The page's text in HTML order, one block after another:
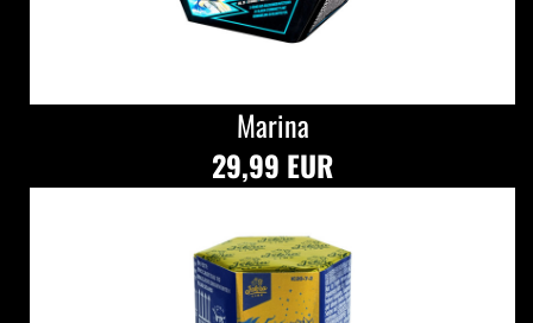
Marina
29,99 EUR